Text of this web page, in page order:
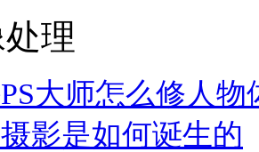
理
大师怎么修人
影是如何诞生的